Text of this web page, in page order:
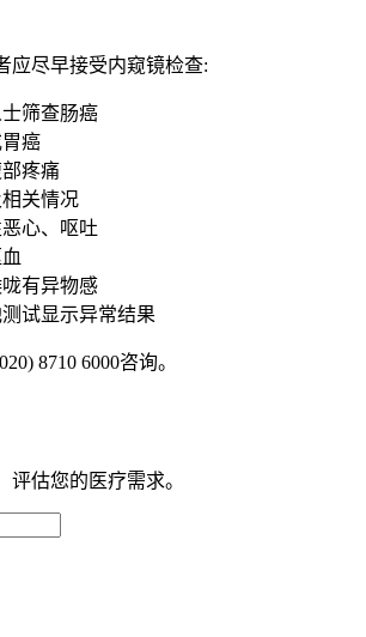
应尽早接受内窥镜检查:
筛查肠癌
癌
疼痛
关情况
心、呕吐
有异物感
试显示异常结果
8710 6000咨询。
评估您的医疗需求。